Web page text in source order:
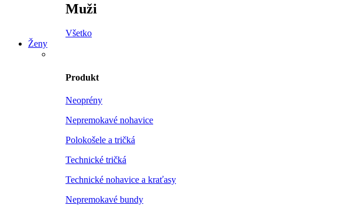
Muži
Všetko
Ženy
Produkt
Neoprény
Nepremokavé nohavice
Polokošele a tričká
Technické tričká
Technické nohavice a kraťasy
Nepremokavé bundy